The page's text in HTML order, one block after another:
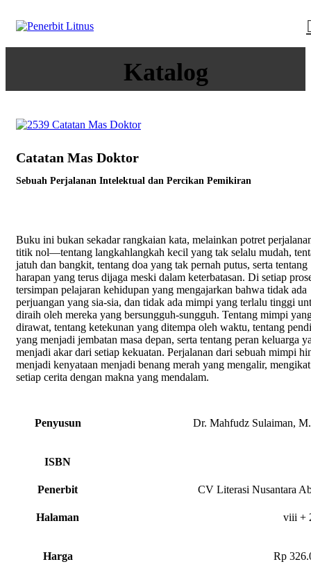
Katalog
Catatan Mas Doktor
Sebuah Perjalanan Intelektual dan Percikan Pemikiran
Buku ini bukan sekadar rangkaian kata, melainkan potret
titik nol—tentang langkahlangkah kecil yang tak selalu mudah,
jatuh dan bangkit, tentang doa yang tak pernah putus, serta tentang
harapan yang terus dijaga meski dalam keterbatasan. Di setiap
tersimpan pelajaran kehidupan yang mengajarkan bahwa tidak ada
perjuangan yang sia-sia, dan tidak ada mimpi yang terlalu tinggi
diraih oleh mereka yang bersungguh-sungguh. Tentang mimpi
dirawat, tentang ketekunan yang ditempa oleh waktu, tentang
yang menjadi jembatan masa depan, serta tentang peran keluarga
menjadi akar dari setiap kekuatan. Perjalanan dari sebuah mimpi
menjadi kenyataan menjadi benang merah yang mengalir, mengikat
setiap cerita dengan makna yang mendalam.
Penyusun Dr. Mahfudz Sulaiman,
ISBN
Penerbit CV Literasi Nusantara
Halaman viii +
Harga Rp